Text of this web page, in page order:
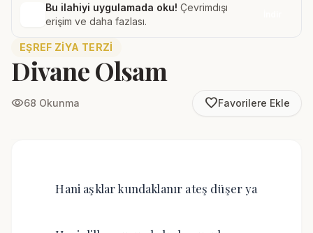
Bu ilahiyi uygulamada oku! Çevrimdışı
erişim ve daha fazlası.
EŞREF ZIYA TERZI
Divane Olsam
visibility68 Okunma favorite_borderFavorilere Ekle
Hani aşklar kundaklanır ateş düşer ya